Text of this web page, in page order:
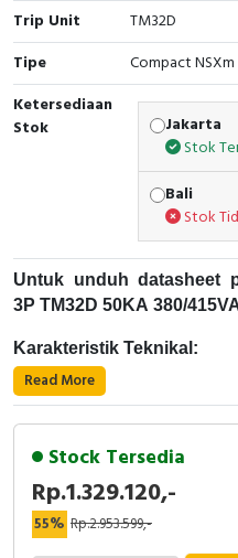
Cam Switch
RFID
Capacitive Sensors
Safety Switch
Contact Block
Trip Unit
TM32D
Tipe
Compact NSXm
Ketersediaan
Stok
Jakarta
Stok
Bali
Stok
Untuk unduh datasheet
3P TM32D 50KA 380/
Karakteristik Teknikal:
Kode Produk: LV426402
380/415VAC
Deskripsi:
CONNECTORS
LV426402
Schneider Electric
ComPact NSXm adalah
Read More
Stock Tersedia
Rp.1.329.120,-
55% Rp.2.953.599,-